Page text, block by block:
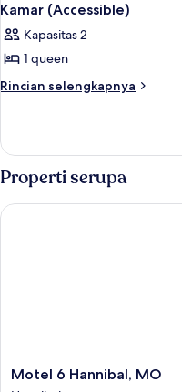
Kamar (Accessible)
Kapasitas 2
1 queen
Rincian selengkapnya
Rincian
Kamar
(Accessible)
Properti serupa
Motel
6
Motel 6 Hannibal, MO
Motel 6 Hannibal, MO